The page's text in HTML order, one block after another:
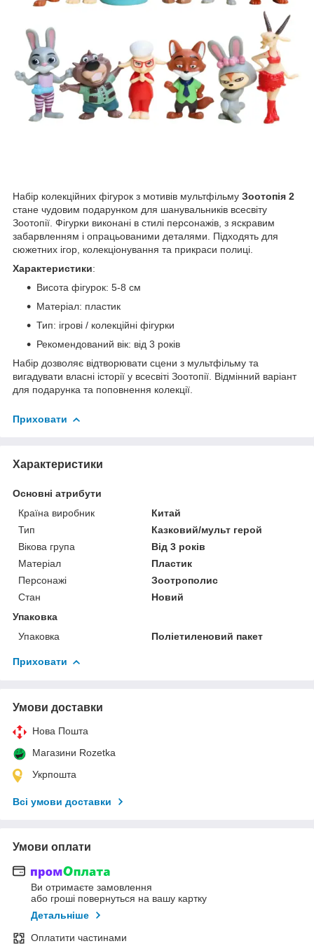
Набір колекційних фігурок з мотивів мультфільму Зоотопія 2
стане чудовим подарунком для шанувальників всесвіту
Зоотопії. Фігурки виконані в стилі персонажів, з яскравим
забарвленням і опрацьованими деталями. Підходять для
сюжетних ігор, колекціонування та прикраси полиці.
Характеристики:
Висота фігурок: 5-8 см
Матеріал: пластик
Тип: ігрові / колекційні фігурки
Рекомендований вік: від 3 років
Набір дозволяє відтворювати сцени з мультфільму та
вигадувати власні історії у всесвіті Зоотопії. Відмінний варіант
для подарунка та поповнення колекції.
Приховати
Характеристики
Основні атрибути
Країна виробник
Китай
Тип
Казковий/мульт герой
Вікова група
Від 3 років
Матеріал
Пластик
Персонажі
Зоотрополис
Стан
Новий
Упаковка
Упаковка
Поліетиленовий пакет
Приховати
Умови доставки
Нова Пошта
Магазини Rozetka
Укрпошта
Всі умови доставки
Умови оплати
Ви отримаєте замовлення
або гроші повернуться на вашу картку
Детальніше
Оплатити частинами